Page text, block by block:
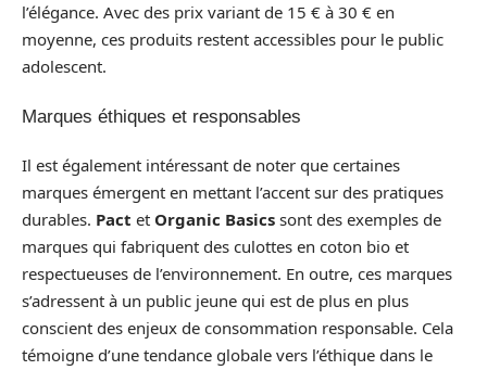
l’élégance. Avec des prix variant de 15 € à 30 € en
moyenne, ces produits restent accessibles pour le public
adolescent.
Marques éthiques et responsables
Il est également intéressant de noter que certaines
marques émergent en mettant l’accent sur des pratiques
durables. Pact et Organic Basics sont des exemples de
marques qui fabriquent des culottes en coton bio et
respectueuses de l’environnement. En outre, ces marques
s’adressent à un public jeune qui est de plus en plus
conscient des enjeux de consommation responsable. Cela
témoigne d’une tendance globale vers l’éthique dans le